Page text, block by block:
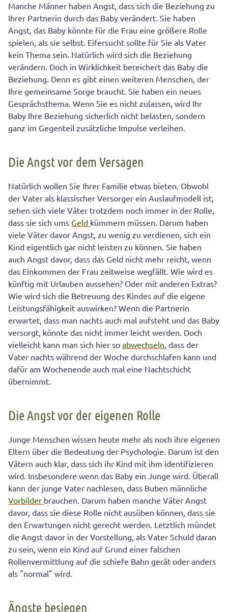
Manche Männer haben Angst, dass sich die Beziehung zu
Ihrer Partnerin durch das Baby verändert. Sie haben
Angst, das Baby könnte für die Frau eine größere Rolle
spielen, als sie selbst. Eifersucht sollte für Sie als Vater
kein Thema sein. Natürlich wird sich die Beziehung
verändern. Doch in Wirklichkeit bereichert das Baby die
Beziehung. Denn es gibt einen weiteren Menschen, der
Ihre gemeinsame Sorge braucht. Sie haben ein neues
Gesprächsthema. Wenn Sie es nicht zulassen, wird Ihr
Baby Ihre Beziehung sicherlich nicht belasten, sondern
ganz im Gegenteil zusätzliche Impulse verleihen.
Die Angst vor dem Versagen
Natürlich wollen Sie Ihrer Familie etwas bieten. Obwohl
der Vater als klassischer Versorger ein Auslaufmodell ist,
sehen sich viele Väter trotzdem noch immer in der Rolle,
dass sie sich ums Geld kümmern müssen. Darum haben
viele Väter davor Angst, zu wenig zu verdienen, sich ein
Kind eigentlich gar nicht leisten zu können. Sie haben
auch Angst davor, dass das Geld nicht mehr reicht, wenn
das Einkommen der Frau zeitweise wegfällt. Wie wird es
künftig mit Urlauben aussehen? Oder mit anderen Extras?
Wie wird sich die Betreuung des Kindes auf die eigene
Leistungsfähigkeit auswirken? Wenn die Partnerin
erwartet, dass man nachts auch mal aufsteht und das Baby
versorgt, könnte das nicht immer leicht werden. Doch
vielleicht kann man sich hier so abwechseln, dass der
Vater nachts während der Woche durchschlafen kann und
dafür am Wochenende auch mal eine Nachtschicht
übernimmt.
Die Angst vor der eigenen Rolle
Junge Menschen wissen heute mehr als noch ihre eigenen
Eltern über die Bedeutung der Psychologie. Darum ist den
Vätern auch klar, dass sich ihr Kind mit ihm identifizieren
wird. Insbesondere wenn das Baby ein Junge wird. Überall
kann der junge Vater nachlesen, dass Buben männliche
Vorbilder brauchen. Darum haben manche Väter Angst
davor, dass sie diese Rolle nicht ausüben können, dass sie
den Erwartungen nicht gerecht werden. Letztlich mündet
die Angst davor in der Vorstellung, als Vater Schuld daran
zu sein, wenn ein Kind auf Grund einer falschen
Rollenvermittlung auf die schiefe Bahn gerät oder anders
als "normal" wird.
Ängste besiegen